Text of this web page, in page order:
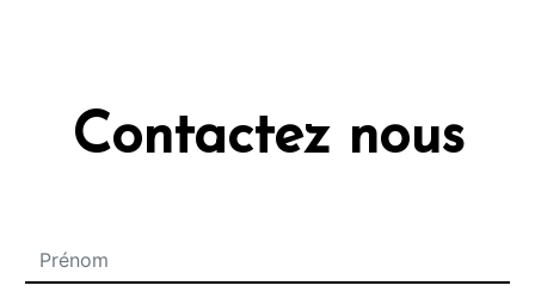
Contactez nous